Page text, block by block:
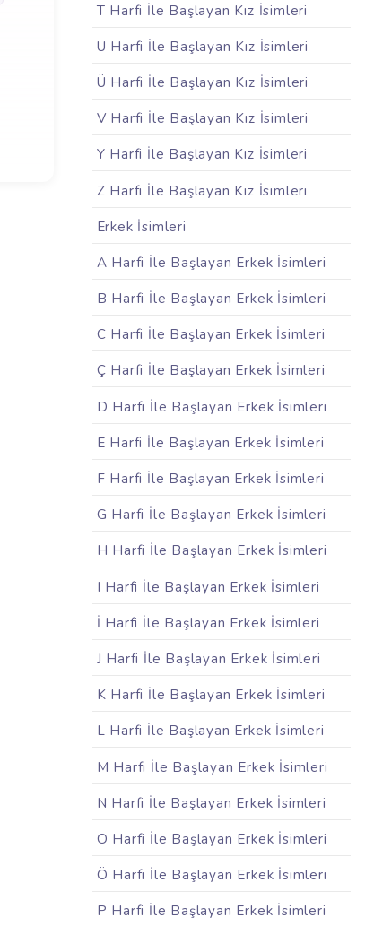
T Harfi İle Başlayan Kız İsimleri
U Harfi İle Başlayan Kız İsimleri
Ü Harfi İle Başlayan Kız İsimleri
V Harfi İle Başlayan Kız İsimleri
Y Harfi İle Başlayan Kız İsimleri
Z Harfi İle Başlayan Kız İsimleri
Erkek İsimleri
A Harfi İle Başlayan Erkek İsimleri
B Harfi İle Başlayan Erkek İsimleri
C Harfi İle Başlayan Erkek İsimleri
Ç Harfi İle Başlayan Erkek İsimleri
D Harfi İle Başlayan Erkek İsimleri
E Harfi İle Başlayan Erkek İsimleri
F Harfi İle Başlayan Erkek İsimleri
G Harfi İle Başlayan Erkek İsimleri
H Harfi İle Başlayan Erkek İsimleri
I Harfi İle Başlayan Erkek İsimleri
İ Harfi İle Başlayan Erkek İsimleri
J Harfi İle Başlayan Erkek İsimleri
K Harfi İle Başlayan Erkek İsimleri
L Harfi İle Başlayan Erkek İsimleri
M Harfi İle Başlayan Erkek İsimleri
N Harfi İle Başlayan Erkek İsimleri
O Harfi İle Başlayan Erkek İsimleri
Ö Harfi İle Başlayan Erkek İsimleri
P Harfi İle Başlayan Erkek İsimleri